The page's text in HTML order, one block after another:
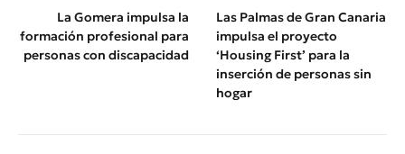
La Gomera impulsa la
formación profesional para
personas con discapacidad
Las Palmas de Gran Canaria
impulsa el proyecto
‘Housing First’ para la
inserción de personas sin
hogar